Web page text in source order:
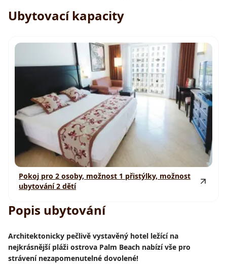
Ubytovací kapacity
Pokoj pro 2 osoby, možnost 1 přistýlky, možnost
ubytování 2 dětí
Popis ubytování
Architektonicky pečlivě vystavěný hotel ležící na
nejkrásnější pláži ostrova Palm Beach nabízí vše pro
strávení nezapomenutelné dovolené!